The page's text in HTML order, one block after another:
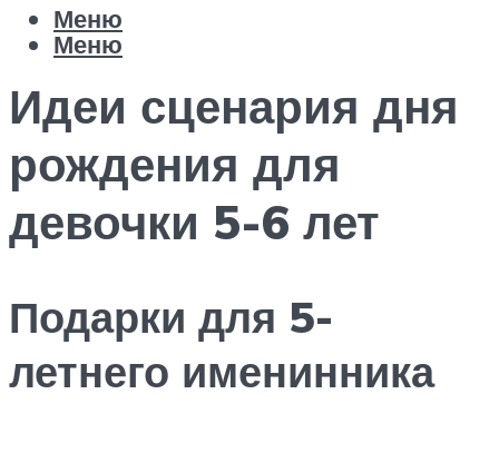
Меню
Меню
Идеи сценария дня
рождения для
девочки 5-6 лет
Подарки для 5-
летнего именинника